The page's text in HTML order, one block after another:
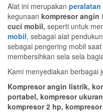
Alat ini merupakan
kegunaan kompresor angin
cuci mobil, seperti untuk
mobil, sebagai alat
sebagai pengering mobil
membersihkan sela sela
Kami menyediakan berbagai
Kompresor angin listrik,
portabel, kompresor
kompresor 2 hp,